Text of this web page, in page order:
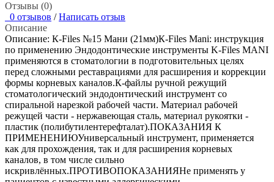
Отзывы (0)
0 отзывов / Написать отзыв
Описание
Описание: К-Files №15 Мани (21мм)К-Files Mani: инструкция
по применению Эндодонтические инструменты K-Files MANI
применяются в стоматологии в подготовительных целях
перед сложными реставрациями для расширения и коррекции
формы корневых каналов.К-файлы ручной режущий
стоматологический эндодонтический инструмент со
спиральной нарезкой рабочей части. Материал рабочей
режущей части - нержавеющая сталь, материал рукоятки -
пластик (полибутилентерефталат).ПОКАЗАНИЯ К
ПРИМЕНЕНИЮУниверсальный инструмент, применяется
как для прохождения, так и для расширения корневых
каналов, в том числе сильно
искривлённых.ПРОТИВОПОКАЗАНИЯНе применять у